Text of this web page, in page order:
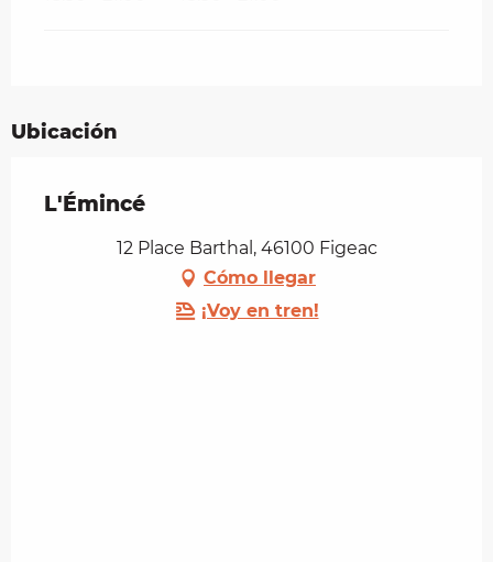
Ubicación
L'Émincé
12 Place Barthal, 46100 Figeac
Cómo llegar
¡Voy en tren!